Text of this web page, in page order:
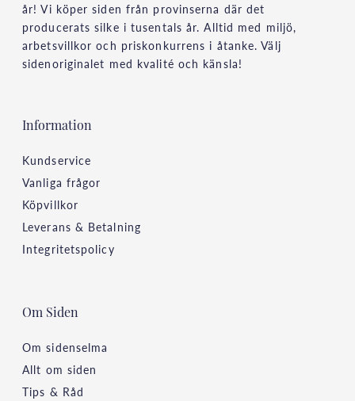
år! Vi köper siden från provinserna där det
producerats silke i tusentals år. Alltid med miljö,
arbetsvillkor och priskonkurrens i åtanke. Välj
sidenoriginalet med kvalité och känsla!
Information
Kundservice
Vanliga frågor
Köpvillkor
Leverans & Betalning
Integritetspolicy
Om Siden
Om sidenselma
Allt om siden
Tips & Råd